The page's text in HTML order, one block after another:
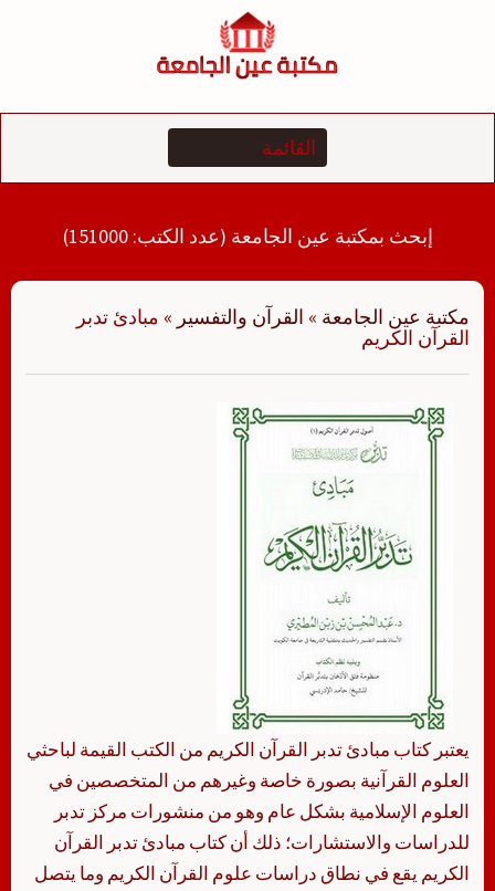
إبحث بمكتبة عين الجامعة (عدد الكتب: 151000)
مكتبة عين الجامعة » القرآن والتفسير » مبادئ تدبر
القرآن الكريم
يعتبر كتاب مبادئ تدبر القرآن الكريم من الكتب القيمة لباحثي
العلوم القرآنية بصورة خاصة وغيرهم من المتخصصين في
العلوم الإسلامية بشكل عام وهو من منشورات مركز تدبر
للدراسات والاستشارات؛ ذلك أن كتاب مبادئ تدبر القرآن
الكريم يقع في نطاق دراسات علوم القرآن الكريم وما يتصل